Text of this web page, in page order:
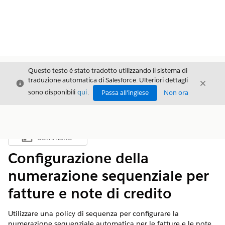
Chiudi
Questo testo è stato tradotto utilizzando il sistema di
traduzione automatica di Salesforce. Ulteriori dettagli
sono disponibili qui. Passa all'inglese Non ora
Chiudi
Mostra sommario
Sommario
Configurazione della
numerazione sequenziale per
fatture e note di credito
Utilizzare una policy di sequenza per configurare la